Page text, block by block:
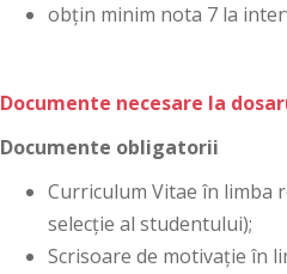
obţin minim nota 7 la
Documente necesare la
Documente obligatorii
Curriculum Vitae în limba
selecţie al studentului);
Scrisoare de motivaţie în